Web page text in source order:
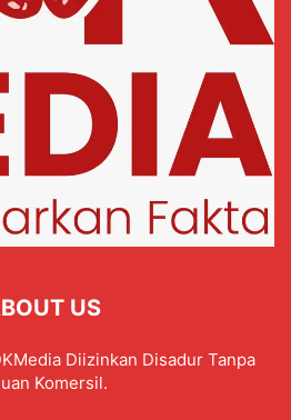
US
Diizinkan Disadur Tanpa
Komersil.